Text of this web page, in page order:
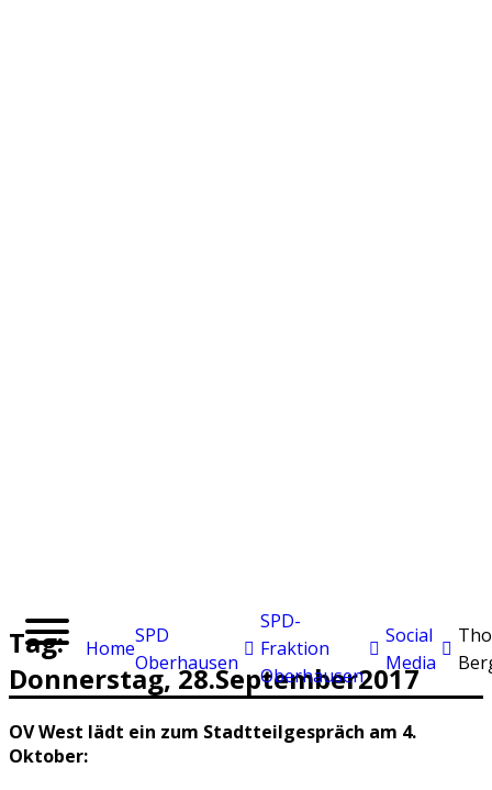
Home
SPD
Oberhausen
SPD-
Fraktion
Oberhausen
Social
Media
Tag:
Donnerstag,28.September2017
OV West lädt ein zum Stadtteilgespräch am 4.
Oktober: